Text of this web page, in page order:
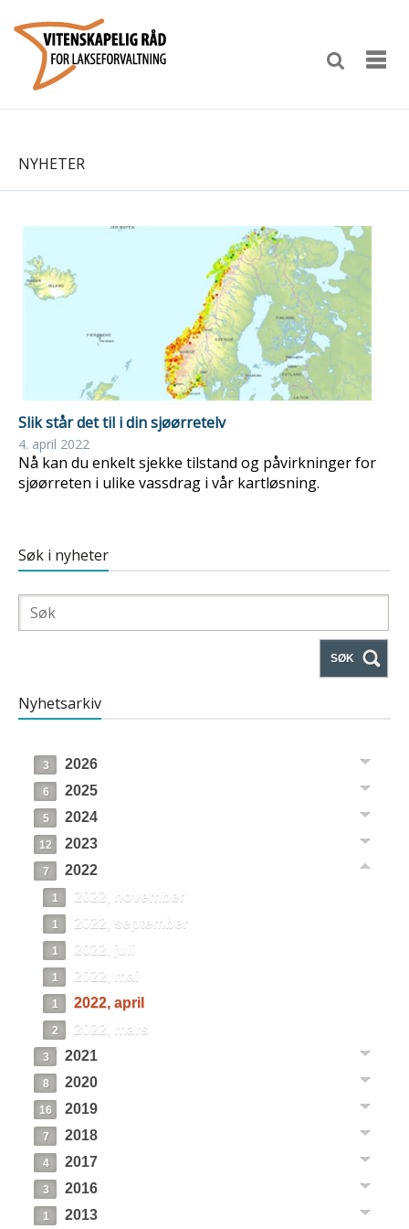
NYHETER
Slik står det til i din sjøørretelv
4. april 2022
Nå kan du enkelt sjekke tilstand og påvirkninger for
sjøørreten i ulike vassdrag i vår kartløsning.
Søk i nyheter
SØK
Nyhetsarkiv
3 2026
6 2025
5 2024
12 2023
7 2022
1 2022, november
1 2022, september
1 2022, juli
1 2022, mai
1 2022, april
2 2022, mars
3 2021
8 2020
16 2019
7 2018
4 2017
3 2016
1 2013